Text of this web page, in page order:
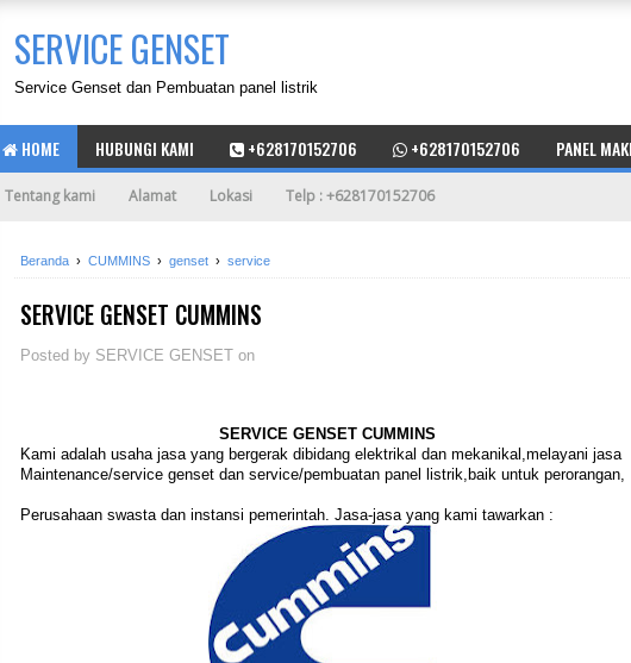
SERVICE GENSET
Service Genset dan Pembuatan panel listrik
HOME HUBUNGI KAMI +628170152706 +628170152706 PANEL
Tentang kami Alamat Lokasi Telp : +628170152706
Beranda › CUMMINS › genset › service
SERVICE GENSET CUMMINS
Posted by SERVICE GENSET on
SERVICE GENSET CUMMINS
Kami adalah usaha jasa yang bergerak dibidang elektrikal dan mekanikal,melayani jasa
Maintenance/service genset dan service/pembuatan panel listrik,baik untuk perorangan,
Perusahaan swasta dan instansi pemerintah. Jasa-jasa yang kami tawarkan :